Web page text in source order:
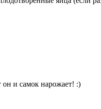
он и самок нарожает! :)